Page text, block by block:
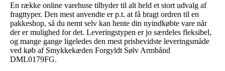
En række online varehuse tilbyder til alt held et stort udvalg af
fragttyper. Den mest anvendte er p.t. at få bragt ordren til en
pakkeshop, så du nemt selv kan hente din nyindkøbte vare når
der er mulighed for det. Leveringstypen er jo særdeles fleksibel,
og mange gange ligeledes den mest prisbevidste leveringsmåde
ved køb af Smykkekæden Forgyldt Sølv Armbånd
DML0179FG.